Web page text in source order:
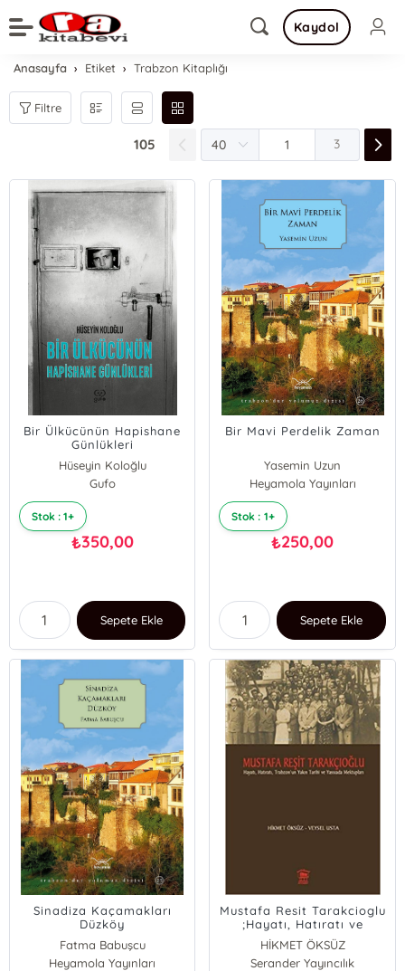
Kaydol
Anasayfa Etiket Trabzon Kitaplığı
Filtre
105 3
Bir Ülkücünün Hapishane
Günlükleri
Hüseyin Koloğlu
Gufo
Stok : 1+
₺350,00
Sepete Ekle
Bir Mavi Perdelik Zaman
Yasemin Uzun
Heyamola Yayınları
Stok : 1+
₺250,00
Sepete Ekle
Sinadiza Kaçamakları
Düzköy
Fatma Babuşcu
Heyamola Yayınları
Mustafa Resit Tarakcioglu
;Hayatı, Hatıratı ve
Trabzon'un Yakın Tarihi
HİKMET ÖKSÜZ
VEYSEL USTA
Serander Yayıncılık